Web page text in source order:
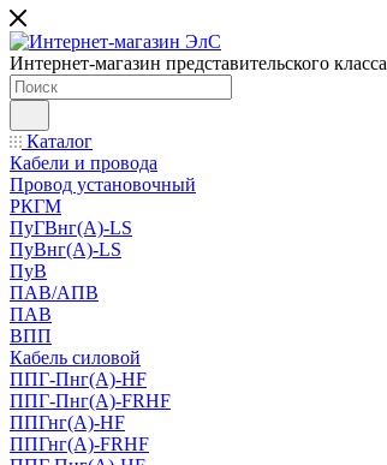
Интернет-магазин представительского класса
Каталог
Кабели и провода
Провод установочный
РКГМ
ПуГВнг(А)-LS
ПуВнг(А)-LS
ПуВ
ПАВ/АПВ
ПАВ
ВПП
Кабель силовой
ППГ-Пнг(А)-HF
ППГ-Пнг(А)-FRHF
ППГнг(А)-HF
ППГнг(А)-FRHF